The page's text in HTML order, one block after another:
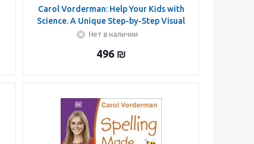
Carol Vorderman: Help Your Kids with
Science. A Unique Step-by-Step Visual
Guide, Revision and Reference
Нет в наличии
496₪